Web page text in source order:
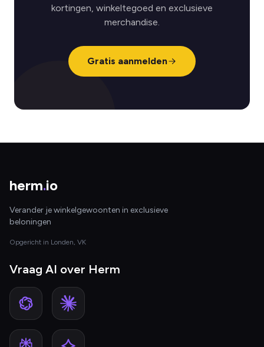
kortingen, winkeltegoed en exclusieve
merchandise.
Gratis aanmelden
herm.io
Verander je winkelgewoonten in exclusieve
beloningen
Opgericht in Londen, VK
Vraag AI over Herm